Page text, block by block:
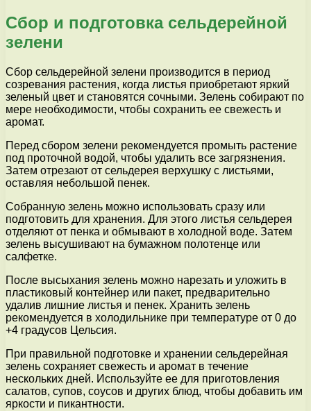
Сбор и подготовка сельдерейной
зелени
Сбор сельдерейной зелени производится в период
созревания растения, когда листья приобретают яркий
зеленый цвет и становятся сочными. Зелень собирают по
мере необходимости, чтобы сохранить ее свежесть и
аромат.
Перед сбором зелени рекомендуется промыть растение
под проточной водой, чтобы удалить все загрязнения.
Затем отрезают от сельдерея верхушку с листьями,
оставляя небольшой пенек.
Собранную зелень можно использовать сразу или
подготовить для хранения. Для этого листья сельдерея
отделяют от пенка и обмывают в холодной воде. Затем
зелень высушивают на бумажном полотенце или
салфетке.
После высыхания зелень можно нарезать и уложить в
пластиковый контейнер или пакет, предварительно
удалив лишние листья и пенек. Хранить зелень
рекомендуется в холодильнике при температуре от 0 до
+4 градусов Цельсия.
При правильной подготовке и хранении сельдерейная
зелень сохраняет свежесть и аромат в течение
нескольких дней. Используйте ее для приготовления
салатов, супов, соусов и других блюд, чтобы добавить им
яркости и пикантности.